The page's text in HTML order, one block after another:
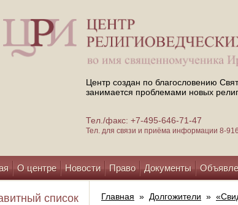
Центр создан по благословению
занимается проблемами новых
Тел./факс: +7-495-646-71-47
Тел. для связи и приёма информации 8-
О центре Новости Право Документы
центрусписок
Главная » Долгожители »